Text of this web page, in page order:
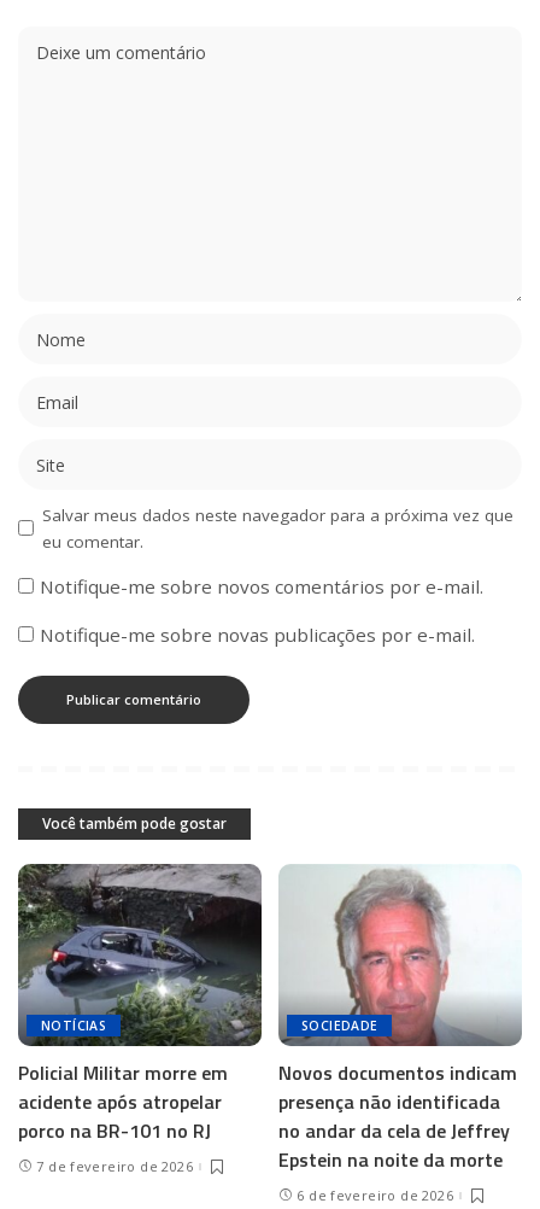
Salvar meus dados neste navegador para a próxima vez que
eu comentar.
Notifique-me sobre novos comentários por e-mail.
Notifique-me sobre novas publicações por e-mail.
Você também pode gostar
NOTÍCIAS
Policial Militar morre em
acidente após atropelar
porco na BR-101 no RJ
7 de fevereiro de 2026
SOCIEDADE
Novos documentos indicam
presença não identificada
no andar da cela de Jeffrey
Epstein na noite da morte
6 de fevereiro de 2026